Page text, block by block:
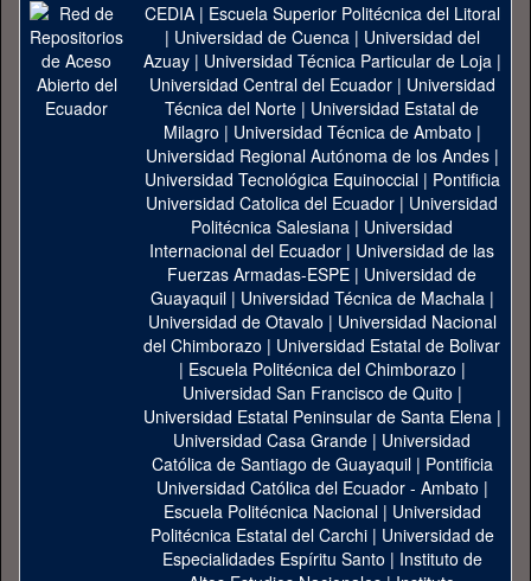
CEDIA| Escuela Superior Politécnica del Litoral
| Universidad de Cuenca| Universidad del
Azuay| Universidad Técnica Particular de Loja|
Universidad Central del Ecuador| Universidad
Técnica del Norte | Universidad Estatal de
Milagro | Universidad Técnica de Ambato |
Universidad Regional Autónoma de los Andes|
Universidad Tecnológica Equinoccial| Pontificia
Universidad Catolica del Ecuador | Universidad
Politécnica Salesiana | Universidad
Internacional del Ecuador | Universidad de las
Fuerzas Armadas-ESPE | Universidad de
Guayaquil| Universidad Técnica de Machala|
Universidad de Otavalo | Universidad Nacional
del Chimborazo | Universidad Estatal de Bolivar
| Escuela Politécnica del Chimborazo |
Universidad San Francisco de Quito |
Universidad Estatal Peninsular de Santa Elena|
Universidad Casa Grande | Universidad
Católica de Santiago de Guayaquil| Pontificia
Universidad Católica del Ecuador - Ambato |
Escuela Politécnica Nacional| Universidad
Politécnica Estatal del Carchi| Universidad de
Especialidades Espíritu Santo | Instituto de